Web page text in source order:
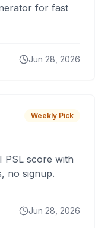
for fast
Jun 28, 2026
Weekly Pick
PSL score with
no signup.
Jun 28, 2026